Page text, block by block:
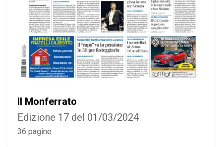
Il Monferrato
Edizione 17 del 01/03/2024
36 pagine